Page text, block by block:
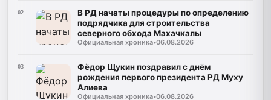
02
В РД начаты процедуры по определению
подрядчика для строительства
северного обхода Махачкалы
Официальная хроника•06.08.2026
03
Фёдор Щукин поздравил с днём
рождения первого президента РД Муху
Алиева
Официальная хроника•06.08.2026